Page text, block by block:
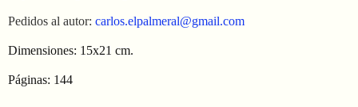
Pedidos al autor: carlos.elpalmeral@gmail.com
Dimensiones: 15x21 cm.
Páginas: 144